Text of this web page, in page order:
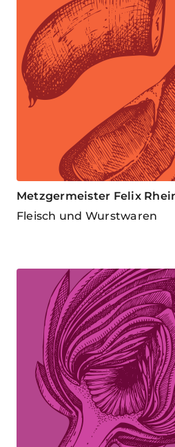
Metzgermeister Felix
Fleisch und Wurstwaren